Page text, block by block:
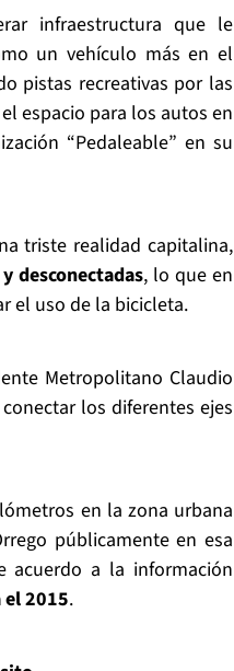
infraestructura que le
un vehículo más en el
pistas recreativas por las
espacio para los autos en
“Pedaleable” en su
triste realidad capitalina,
desconectadas, lo que en
el uso de la bicicleta.
Metropolitano Claudio
los diferentes ejes
en la zona urbana
públicamente en esa
acuerdo a la información
2015.